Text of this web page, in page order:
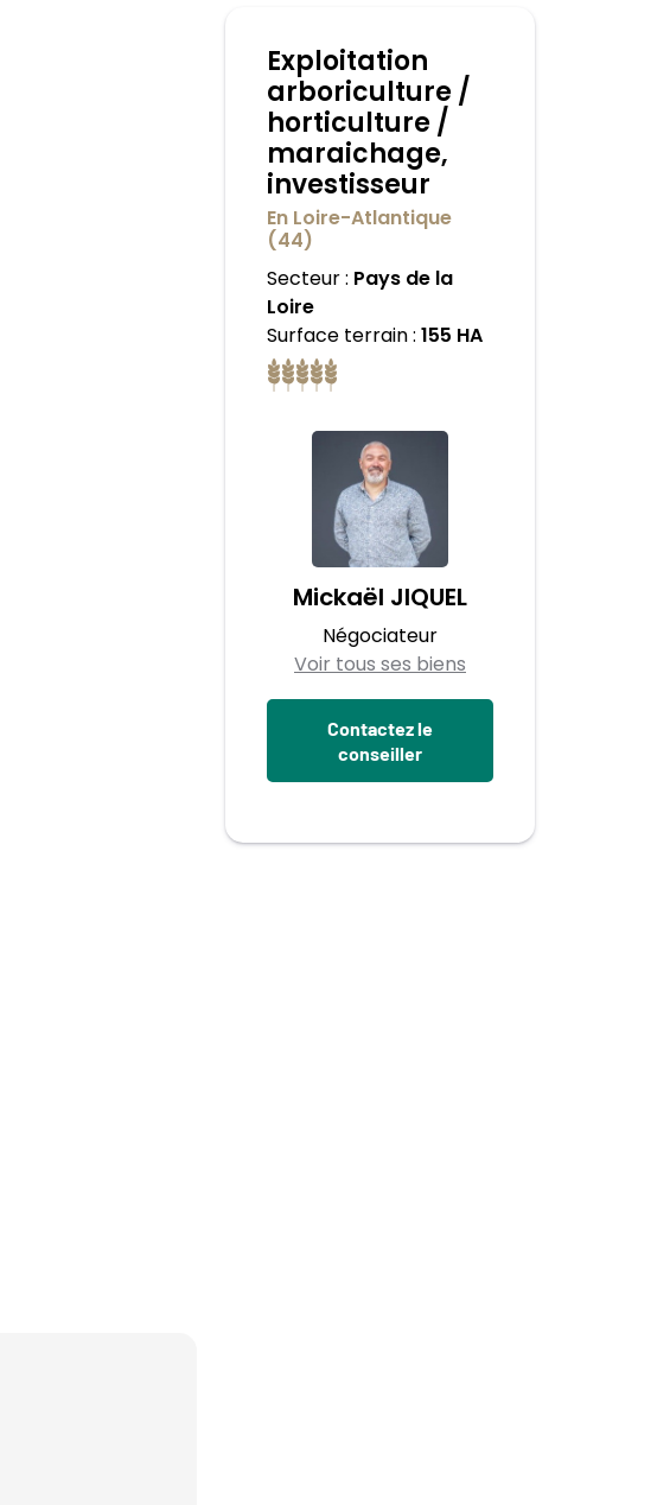
Exploitation
arboriculture /
horticulture /
maraichage,
investisseur
En Loire-Atlantique
(44)
Secteur : Pays de la
Loire
Surface terrain :155 HA
Mickaël JIQUEL
Négociateur
Voir tous ses biens
Contactez le
conseiller